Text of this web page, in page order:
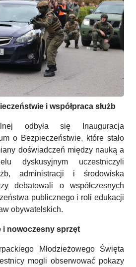
i współpraca służb
odbyła się Inauguracja
o Bezpieczeństwie, które stało
doświadczeń między nauką a
dyskusyjnym uczestniczyli
administracji i środowiska
debatowali o współczesnych
publicznego i roli edukacji
obywatelskich.
i nowoczesny sprzęt
Młodzieżowego Święta
mogli obserwować pokazy